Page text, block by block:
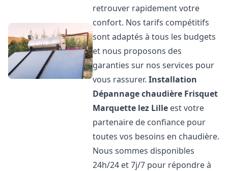
retrouver rapidement votre
confort. Nos tarifs compétitifs
sont adaptés à tous les budgets
et nous proposons des
garanties sur nos services pour
vous rassurer.Installation
Dépannage chaudière Frisquet
Marquette lez Lille est votre
partenaire de confiance pour
toutes vos besoins en chaudière.
Nous sommes disponibles
24h/24 et 7j/7 pour répondre à